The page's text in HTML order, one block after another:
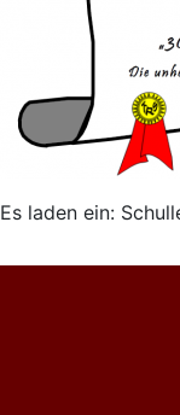
Es laden ein: